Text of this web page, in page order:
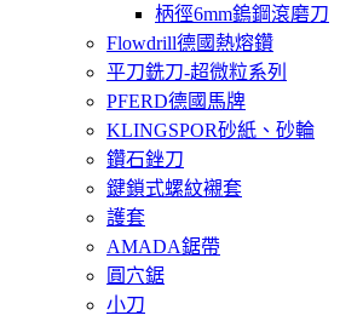
柄徑6mm鎢鋼滾磨刀
Flowdrill德國熱熔鑽
平刀銑刀-超微粒系列
PFERD德國馬牌
KLINGSPOR砂紙、砂輪
鑽石銼刀
鍵鎖式螺紋襯套
護套
AMADA鋸帶
圓穴鋸
小刀